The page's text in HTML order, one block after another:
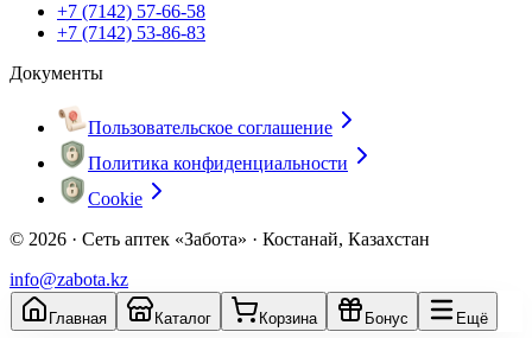
+7 (7142) 57-66-58
+7 (7142) 53-86-83
Документы
Пользовательское соглашение
Политика конфиденциальности
Cookie
© 2026 · Сеть аптек «Забота» · Костанай, Казахстан
info@zabota.kz
Главная Каталог Корзина Бонус Ещё